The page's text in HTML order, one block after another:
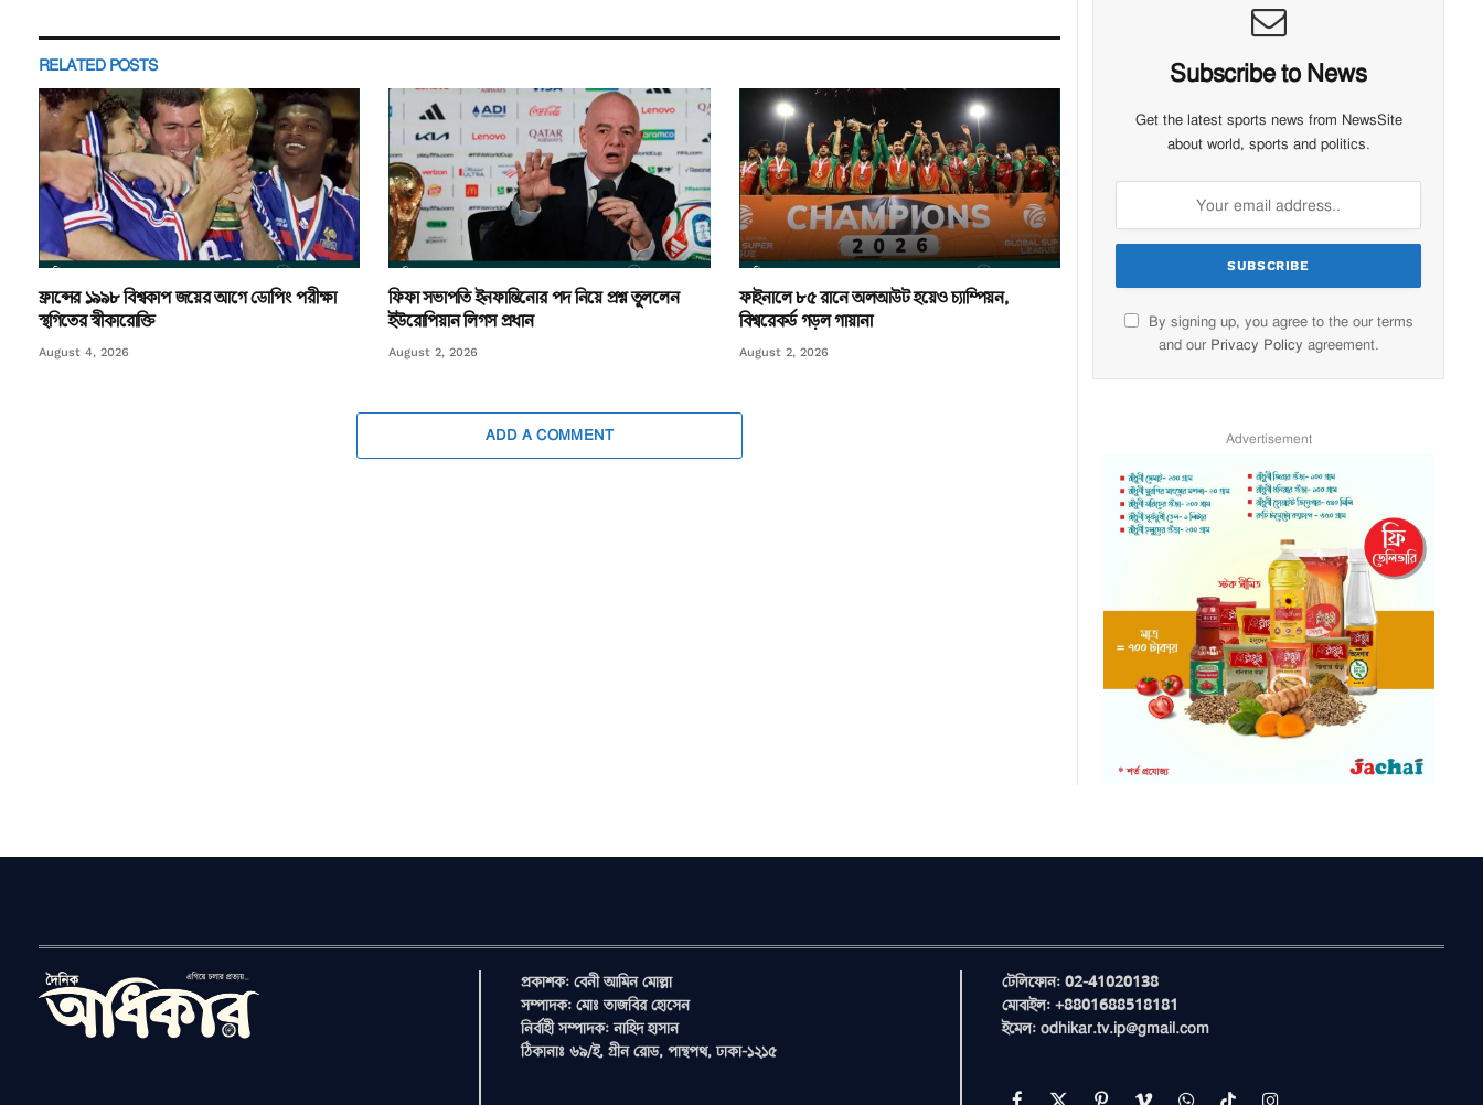
RELATED POSTS
ফ্রান্সের ১৯৯৮ বিশ্বকাপ জয়ের আগে ডোপিং পরীক্ষা
স্থগিতের স্বীকারোক্তি
August 4, 2026
ফিফা সভাপতি ইনফান্তিনোর পদ নিয়ে প্রশ্ন তুললেন
ইউরোপিয়ান লিগস প্রধান
August 2, 2026
ফাইনালে ৮৫ রানে অলআউট হয়েও চ্যাম্পিয়ন,
বিশ্বরেকর্ড গড়ল গায়ানা
August 2, 2026
ADD A COMMENT
Subscribe to News
Get the latest sports news from NewsSite
about world, sports and politics.
By signing up, you agree to the our terms
and our Privacy Policy agreement.
Advertisement
প্রকাশক: বেনী আমিন মোল্লা
সম্পাদক: মোঃ তাজবির হোসেন
নির্বাহী সম্পাদক: নাহিদ হাসান
ঠিকানাঃ ৬৯/ই, গ্রীন রোড, পান্থপথ, ঢাকা-১২১৫
টেলিফোন: 02-41020138
মোবাইল: +8801688518181
ইমেল: odhikar.tv.ip@gmail.com